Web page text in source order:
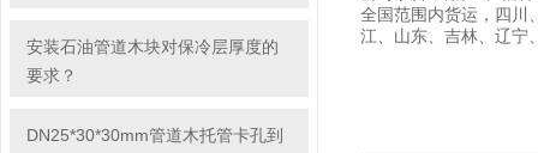
安装石油管道木块对保冷层厚度的
要求？
DN25*30*30mm管道木托管卡孔到
全国范围内货运，四川
江、山东、吉林、 辽宁